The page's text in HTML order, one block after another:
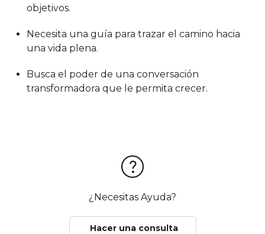
objetivos.
Necesita una guía para trazar el camino hacia
una vida plena.
Busca el poder de una conversación
transformadora que le permita crecer.
¿Necesitas Ayuda?
Hacer una consulta